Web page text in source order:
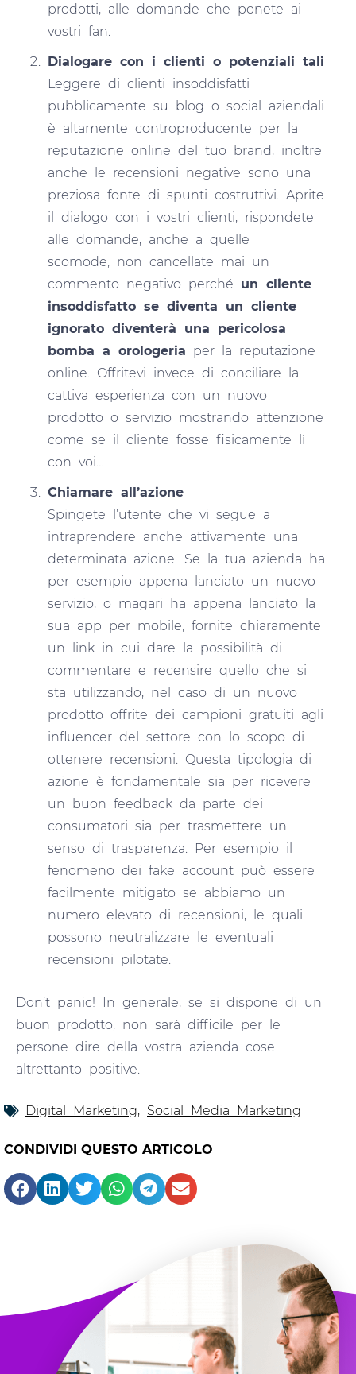
prodotti, alle domande che ponete ai
vostri fan.
Dialogare con i clienti o potenziali tali
Leggere di clienti insoddisfatti
pubblicamente su blog o social aziendali
è altamente controproducente per la
reputazione online del tuo brand, inoltre
anche le recensioni negative sono una
preziosa fonte di spunti costruttivi. Aprite
il dialogo con i vostri clienti, rispondete
alle domande, anche a quelle
scomode, non cancellate mai un
commento negativo perché un cliente
insoddisfatto se diventa un cliente
ignorato diventerà una pericolosa
bomba a orologeria per la reputazione
online. Offritevi invece di conciliare la
cattiva esperienza con un nuovo
prodotto o servizio mostrando attenzione
come se il cliente fosse fisicamente lì
con voi…
Chiamare all’azione
Spingete l’utente che vi segue a
intraprendere anche attivamente una
determinata azione. Se la tua azienda ha
per esempio appena lanciato un nuovo
servizio, o magari ha appena lanciato la
sua app per mobile, fornite chiaramente
un link in cui dare la possibilità di
commentare e recensire quello che si
sta utilizzando, nel caso di un nuovo
prodotto offrite dei campioni gratuiti agli
influencer del settore con lo scopo di
ottenere recensioni. Questa tipologia di
azione è fondamentale sia per ricevere
un buon feedback da parte dei
consumatori sia per trasmettere un
senso di trasparenza. Per esempio il
fenomeno dei fake account può essere
facilmente mitigato se abbiamo un
numero elevato di recensioni, le quali
possono neutralizzare le eventuali
recensioni pilotate.
Don’t panic! In generale, se si dispone di un
buon prodotto, non sarà difficile per le
persone dire della vostra azienda cose
altrettanto positive.
Digital Marketing, Social Media Marketing
CONDIVIDI QUESTO ARTICOLO